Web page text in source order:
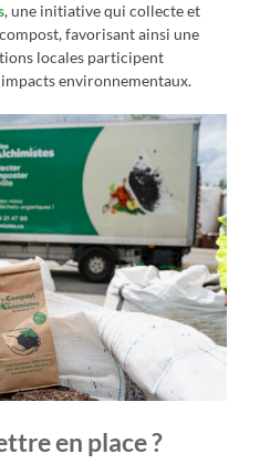
, une initiative qui collecte et
favorisant ainsi une
locales participent
environnementaux.
en place ?